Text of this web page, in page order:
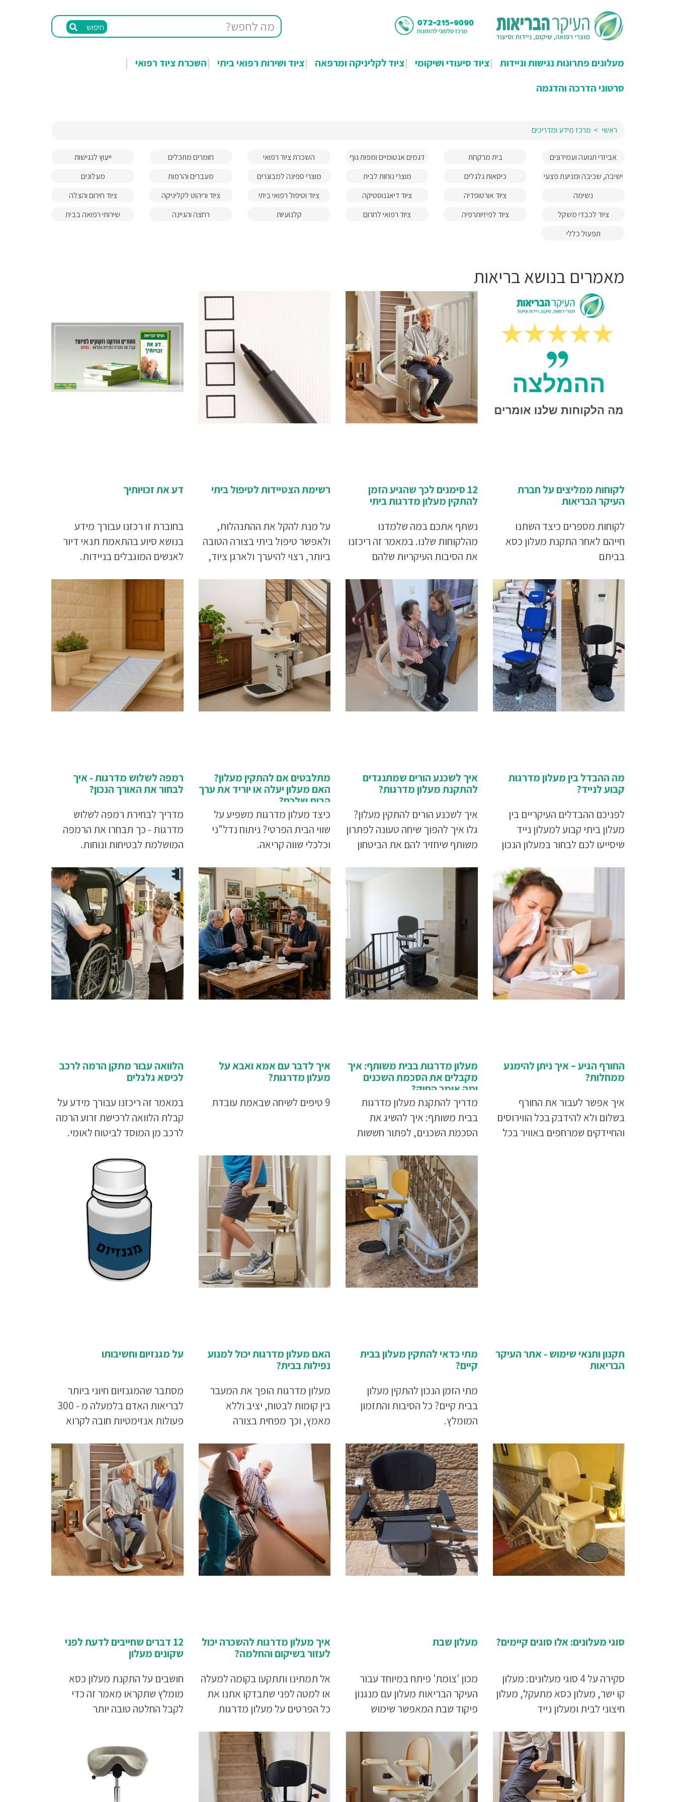
חיפוש
מעלונים פתרונות נגישות וניידות ציוד סיעודי ושיקומי ציוד לקליניקה ומרפאה ציוד ושירות רפואי ביתי
השכרת ציוד רפואי
סרטוני הדרכה והדגמה
ראשי מרכז מידע ומדריכים
אביזרי תנועה ועמידונים בית מרקחת
דגמים אנטומיים ומפות גוף
השכרת ציוד רפואי חומרים מתכלים
ייעוץ לנגישות
ישיבה, שכיבה ומניעת פצעי
כיסאות גלגלים מוצרי נוחות לבית מוצרי ספיגה למבוגרים מעברים והרמות
מעלונים
נשימה
ציוד אורטופדיה ציוד דיאגנוסטיקה ציוד וטיפול רפואי ביתי ציוד וריהוט לקליניקה
ציוד חירום והצלה
ציוד לכבדי משקל
ציוד לפיזיותרפיה ציוד רפואי לחרום קלנועיות רחצה והגיינה
שירותי רפואה בבית
תפעול כללי
מאמרים בנושא בריאות
לקוחות ממליצים על חברת
העיקר הבריאות
לקוחות מספרים כיצד השתנו
חייהם לאחר התקנת מעלון כסא
בביתם
12 סימנים לכך שהגיע הזמן
להתקין מעלון מדרגות ביתי
נשתף אתכם במה שלמדנו
מהלקוחות שלנו. במאמר זה ריכזנו
את הסיבות העיקריות שלהם
מעלון כיסא.
רשימת הצטיידות לטיפול ביתי
על מנת להקל את ההתנהלות,
ולאפשר טיפול ביתי בצורה הטובה
ביותר, רצוי להיערך ולארגן ציוד,
בשלב זה של חייהם. העיקר
הבריאות מתמחה בתחום הנגישות
והבטיחות לאורח חיים עצמאי
בבית. הכנו עבורכם רשימת
הצטיידות מומלצת. אם אתם
רוצים את הטוב ביותר עבור
יקיריכם, סמנו מה נחוץ לכם לצורך
הטיפול ואנו נשלח אליכם הצעת
מחיר
דע את זכויותיך
בחוברת זו רכזנו עבורך מידע
בנושא סיוע בהתאמת תנאי דיור
לאנשים המוגבלים בניידות.
מה ההבדל בין מעלון מדרגות
קבוע לנייד?
לפניכם ההבדלים העיקריים בין
מעלון ביתי קבוע למעלון נייד
שיסייעו לכם לבחור במעלון הנכון
איך לשכנע הורים שמתנגדים
להתקנת מעלון מדרגות?
איך לשכנע הורים להתקין מעלון?
גלו איך להפוך שיחה טעונה לפתרון
משותף שיחזיר להם את הביטחון
מתלבטים אם להתקין מעלון?
האם מעלון יעלה או יוריד את ערך
הבית שלכם?
כיצד מעלון מדרגות משפיע על
שווי הבית הפרטי? ניתוח נדל"ני
וכלכלי שווה קריאה.
רמפה לשלוש מדרגות - איך
לבחור את האורך הנכון?
מדריך לבחירת רמפה לשלוש
מדרגות - כך תבחרו את הרמפה
המושלמת לבטיחות ונוחות.
החורף הגיע – איך ניתן להימנע
ממחלות?
איך אפשר לעבור את החורף
בשלום ולא להידבק בכל הווירוסים
והחיידקים שמרחפים באוויר בכל
מעלון מדרגות בבית משותף: איך
מקבלים את הסכמת השכנים
ומה אומר החוק?
מדריך להתקנת מעלון מדרגות
בבית משותף: איך להשיג את
הסכמת השכנים, לפתור חששות
בבטחה.
איך לדבר עם אמא ואבא על
מעלון מדרגות?
9 טיפים לשיחה שבאמת עובדת
הלוואה עבור מתקן הרמה לרכב
לכיסא גלגלים
במאמר זה ריכזנו עבורך מידע על
קבלת הלוואה לרכישת זרוע הרמה
לרכב מן המוסד לביטוח לאומי.
ההלוואה לרכישת מתקן ההרמה
זכותך ואיך מגישים את הבקשה.
תקנון ותנאי שימוש - אתר העיקר
הבריאות
מתי כדאי להתקין מעלון בבית
קיים?
מתי הזמן הנכון להתקין מעלון
בבית קיים? כל הסיבות והתזמון
המומלץ.
האם מעלון מדרגות יכול למנוע
נפילות בבית?
מעלון מדרגות הופך את המעבר
בין קומות לבטוח, יציב וללא
מאמץ, וכך מפחית בצורה
בבית
על מגנזיום וחשיבותו
מסתבר שהמגנזיום חיוני ביותר
לבריאות האדם בלמעלה מ - 300
פעולות אנזימטיות חובה לקרוא
סוגי מעלונים: אלו סוגים קיימים?
סקירה על 4 סוגי מעלונים: מעלון
קו ישר, מעלון כסא מתעקל, מעלון
חיצוני לבית ומעלון נייד
מעלון שבת
מכון 'צומת' פיתח במיוחד עבור
העיקר הבריאות מעלון עם מנגנון
פיקוד שבת המאפשר שימוש
איך מעלון מדרגות להשכרה יכול
לעזור בשיקום והחלמה?
אל תמתינו ותתקעו בקומה למעלה
או למטה לפני שתבדקו אתנו את
כל הפרטים על מעלון מדרגות
12 דברים שחייבים לדעת לפני
שקונים מעלון
חושבים על התקנת מעלון כסא
מומלץ שתקראו מאמר זה כדי
לקבל החלטה טובה יותר